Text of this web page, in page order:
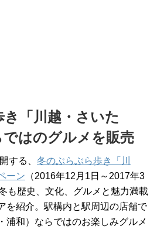
「川越・さいた
はのグルメを販売
する、 冬のぶらぶら歩き「川
ーン （2016年12月1日～2017年3
も歴史、文化、グルメと魅力満載
を紹介。駅構内と駅周辺の店舗で
浦和）ならではのお楽しみグルメ